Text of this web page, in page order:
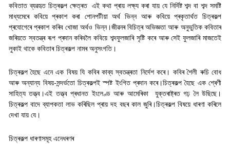
কবিতাত ব্যৱহৃত চিত্ৰকল্প ক্ষেত্ৰত এই কথা প্ৰায় লক্ষ্য কৰা যায় যে নিৰ্দিষ্ট শব্দ বা শব্দ সমষ্টি
মাধ্যমেৰে কবিয়ে প্ৰকাশ কৰা পোনপটীয়া অৰ্থ ভিন্ন আৰু কবিয়ে প্ৰকৃতাৰ্থত চিত্ৰকল্প
প্ৰযোগেৰে প্ৰকাশ কৰিব খোজা অৰ্থও ভিন্ন।জীৱনৰ বিচিত্ৰ অভিজ্ঞতা আৰু অনুভুতিক কবিতাৰ
জৰিয়তে স্বতন্ত্ৰ ৰূপ প্ৰদান কৰিবলৈ কবিয়ে শব্দফুলজাৰি সৃষ্টি কৰে আৰু সেই ফুলজাৰি মাজতেই
লুকাই থাকে কবিতাৰ চিত্ৰকল্প নামৰ অনুসংগতি।
চিত্ৰকল্প হৈছে এনে এক বিষয় যি কবিৰ কাব্য স্বতন্ত্ৰতা নিৰ্দেশ কৰে। কবিৰ শৈলী ৰুচি বোধ
আৰু অন্যান্য বিষয়-সন্দৰ্ভতো চিত্ৰকল্পই স্পষ্ট ইংগিত প্ৰদান কৰে।চিত্ৰকল্প হৈছে এক শ্ৰেণী
সাহিত্য তত্ত্ব।এই তত্ত্ব প্ৰধানত ইংলেণ্ড আৰু আমেৰিকা যুক্তৰাষ্ট্ৰত গঢ় লৈ উছিছে।
চিত্ৰকল্প বাদে ব্যাপকতা লাভ কৰিছিল প্ৰায় দহ বছৰ কাল জুৰি।চিত্ৰকল্প বিষয়ে ধাৰণা কৰিলে
দেখা যায় যে।
চিত্ৰকল্প ধাৰণাসমূহ এনেধৰণৰ